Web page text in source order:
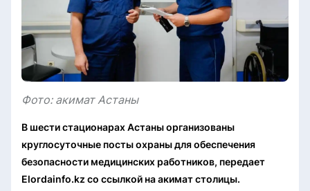
Фото: акимат Астаны
В шести стационарах Астаны организованы
круглосуточные посты охраны для обеспечения
безопасности медицинских работников, передает
Elordainfo.kz со ссылкой на акимат столицы.